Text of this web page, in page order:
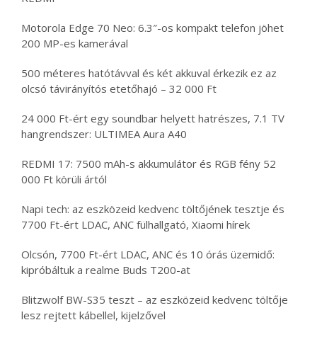
Motorola Edge 70 Neo: 6.3″-os kompakt telefon jöhet
200 MP-es kamerával
500 méteres hatótávval és két akkuval érkezik ez az
olcsó távirányítós etetőhajó – 32 000 Ft
24 000 Ft-ért egy soundbar helyett hatrészes, 7.1 TV
hangrendszer: ULTIMEA Aura A40
REDMI 17: 7500 mAh-s akkumulátor és RGB fény 52
000 Ft körüli ártól
Napi tech: az eszközeid kedvenc töltőjének tesztje és
7700 Ft-ért LDAC, ANC fülhallgató, Xiaomi hírek
Olcsón, 7700 Ft-ért LDAC, ANC és 10 órás üzemidő:
kipróbáltuk a realme Buds T200-at
Blitzwolf BW-S35 teszt – az eszközeid kedvenc töltője
lesz rejtett kábellel, kijelzővel